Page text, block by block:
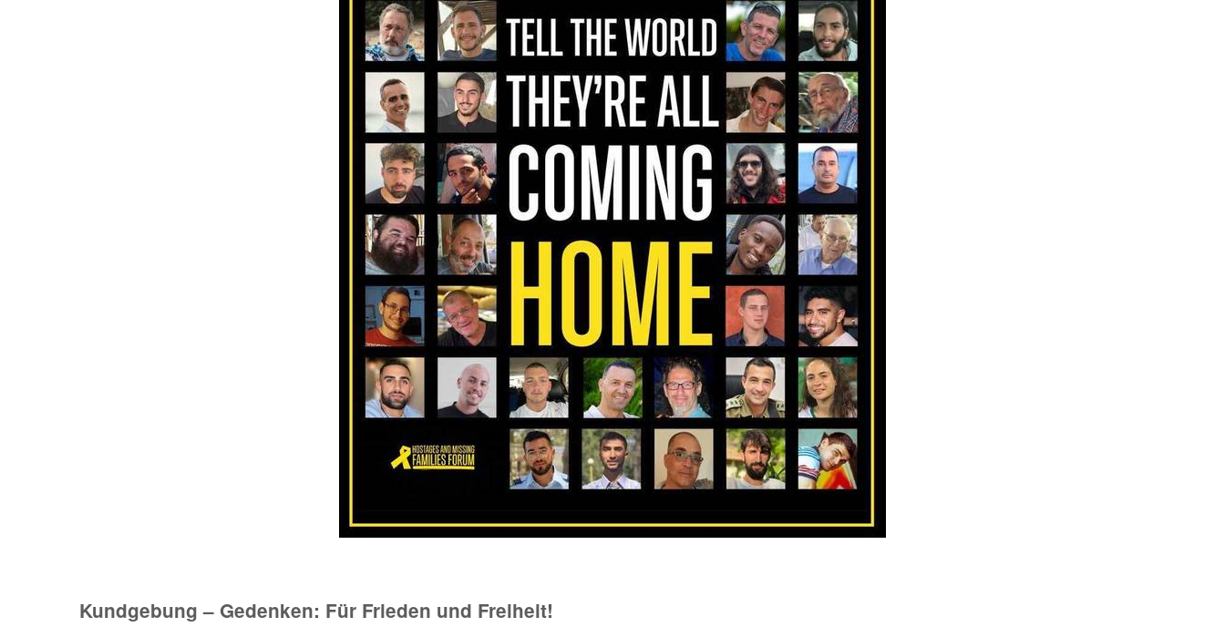
Kundgebung – Gedenken: Für Frieden und Freiheit!